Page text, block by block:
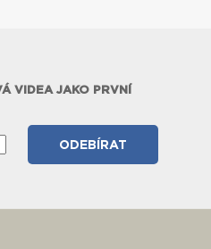
VIDEA JAKO PRVNÍ